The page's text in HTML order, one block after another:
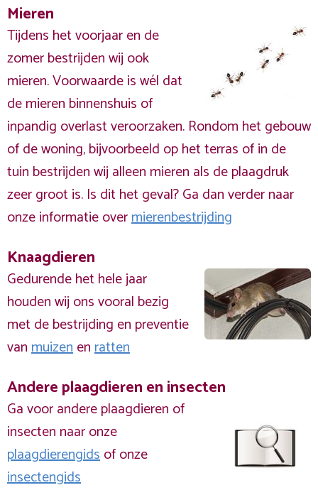
Mieren
Tijdens het voorjaar en de
zomer bestrijden wij ook
mieren. Voorwaarde is wél dat
de mieren binnenshuis of
inpandig overlast veroorzaken. Rondom het gebouw
of de woning, bijvoorbeeld op het terras of in de
tuin bestrijden wij alleen mieren als de plaagdruk
zeer groot is. Is dit het geval? Ga dan verder naar
onze informatie overmierenbestrijding
Knaagdieren
Gedurende het hele jaar
houden wij ons vooral bezig
met de bestrijding en preventie
vanmuizenenratten
Andere plaagdieren en insecten
Ga voor andere plaagdieren of
insecten naar onze
plaagdierengidsof onze
insectengids